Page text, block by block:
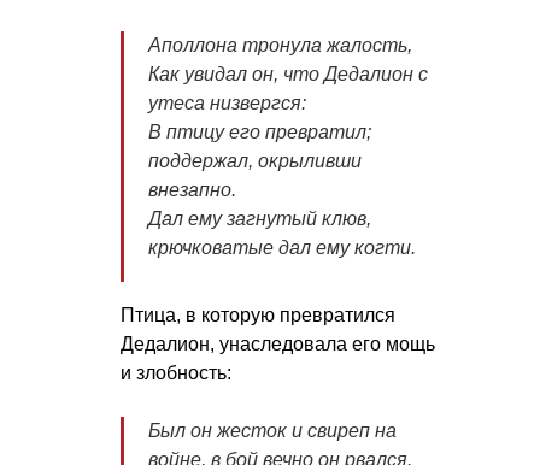
Аполлона тронула жалость,
Как увидал он, что Дедалион с
утеса низвергся:
В птицу его превратил;
поддержал, окрыливши
внезапно.
Дал ему загнутый клюв,
крючковатые дал ему когти.
Птица, в которую превратился
Дедалион, унаследовала его мощь
и злобность:
Был он жесток и свиреп на
войне, в бой вечно он рвался.